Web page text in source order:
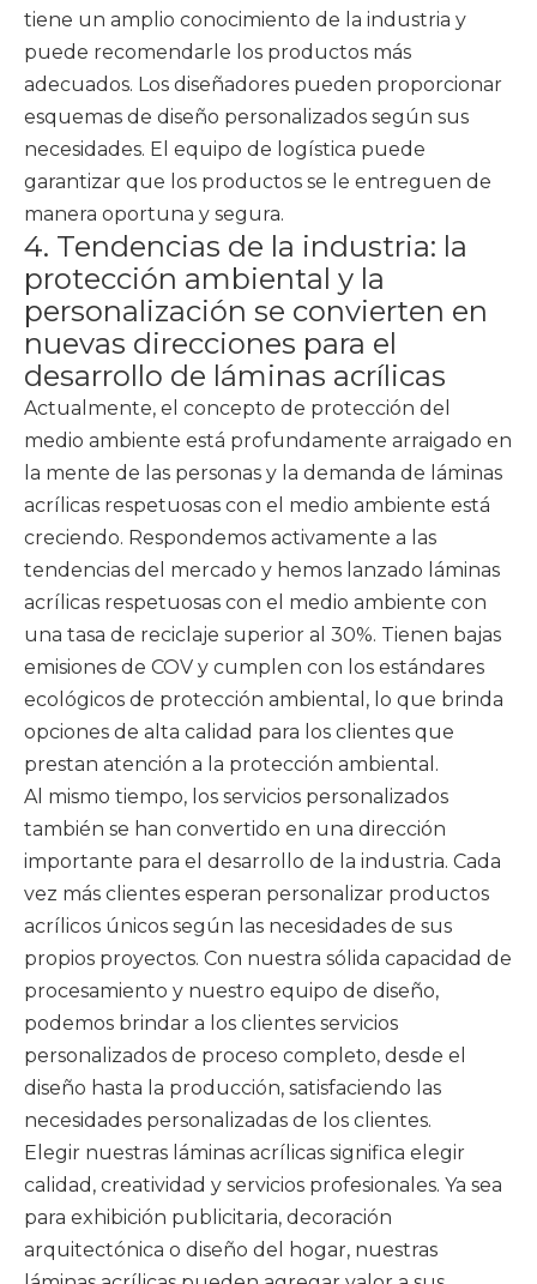
tiene un amplio conocimiento de la industria y
puede recomendarle los productos más
adecuados. Los diseñadores pueden proporcionar
esquemas de diseño personalizados según sus
necesidades. El equipo de logística puede
garantizar que los productos se le entreguen de
manera oportuna y segura.
4. Tendencias de la industria: la
protección ambiental y la
personalización se convierten en
nuevas direcciones para el
desarrollo de láminas acrílicas
Actualmente, el concepto de protección del
medio ambiente está profundamente arraigado en
la mente de las personas y la demanda de láminas
acrílicas respetuosas con el medio ambiente está
creciendo. Respondemos activamente a las
tendencias del mercado y hemos lanzado láminas
acrílicas respetuosas con el medio ambiente con
una tasa de reciclaje superior al 30%. Tienen bajas
emisiones de COV y cumplen con los estándares
ecológicos de protección ambiental, lo que brinda
opciones de alta calidad para los clientes que
prestan atención a la protección ambiental.
Al mismo tiempo, los servicios personalizados
también se han convertido en una dirección
importante para el desarrollo de la industria. Cada
vez más clientes esperan personalizar productos
acrílicos únicos según las necesidades de sus
propios proyectos. Con nuestra sólida capacidad de
procesamiento y nuestro equipo de diseño,
podemos brindar a los clientes servicios
personalizados de proceso completo, desde el
diseño hasta la producción, satisfaciendo las
necesidades personalizadas de los clientes.
Elegir nuestras láminas acrílicas significa elegir
calidad, creatividad y servicios profesionales. Ya sea
para exhibición publicitaria, decoración
arquitectónica o diseño del hogar, nuestras